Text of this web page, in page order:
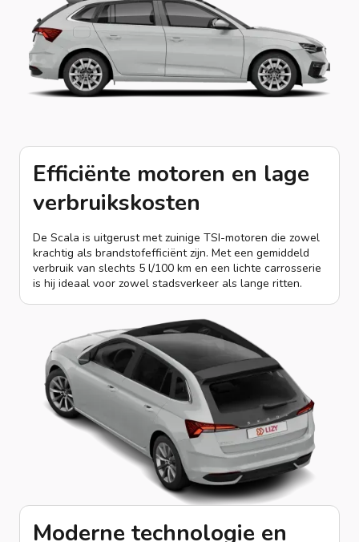
Efficiënte motoren en lage
verbruikskosten
De Scala is uitgerust met zuinige TSI-motoren die zowel
krachtig als brandstofefficiënt zijn. Met een gemiddeld
verbruik van slechts 5 l/100 km en een lichte carrosserie
is hij ideaal voor zowel stadsverkeer als lange ritten.
Moderne technologie en